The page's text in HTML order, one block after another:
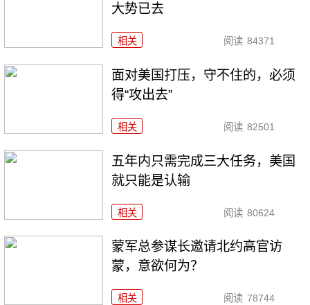
大势已去
相关 阅读 84371
面对美国打压，守不住的，必须
得“攻出去”
相关 阅读 82501
五年内只需完成三大任务，美国
就只能是认输
相关 阅读 80624
​蒙军总参谋长邀请北约高官访
蒙，意欲何为？
相关 阅读 78744